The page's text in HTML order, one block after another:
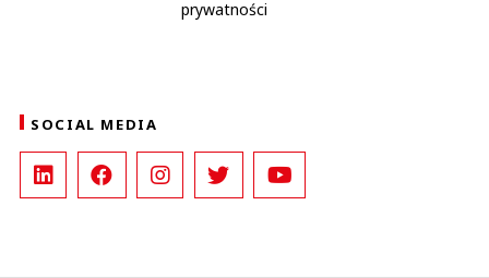
prywatności
SOCIAL MEDIA